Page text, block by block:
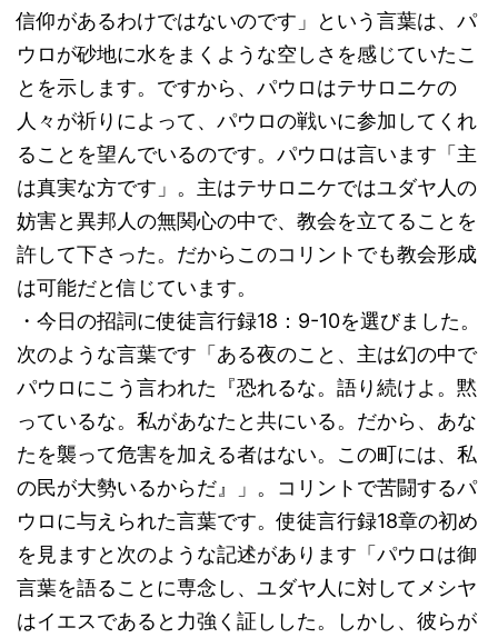
信仰があるわけではないのです」という言葉は、パ
ウロが砂地に水をまくような空しさを感じていたこ
とを示します。ですから、パウロはテサロニケの
人々が祈りによって、パウロの戦いに参加してくれ
ることを望んでいるのです。パウロは言います「主
は真実な方です」。主はテサロニケではユダヤ人の
妨害と異邦人の無関心の中で、教会を立てることを
許して下さった。だからこのコリントでも教会形成
は可能だと信じています。
・今日の招詞に使徒言行録18：9-10を選びました。
次のような言葉です「ある夜のこと、主は幻の中で
パウロにこう言われた『恐れるな。語り続けよ。黙
っているな。私があなたと共にいる。だから、あな
たを襲って危害を加える者はない。この町には、私
の民が大勢いるからだ』」。コリントで苦闘するパ
ウロに与えられた言葉です。使徒言行録18章の初め
を見ますと次のような記述があります「パウロは御
言葉を語ることに専念し、ユダヤ人に対してメシヤ
はイエスであると力強く証しした。しかし、彼らが